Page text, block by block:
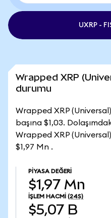
UXRP -
Wrapped XRP
durumu
Wrapped XRP
başına $1,03.
Wrapped XRP
$1,97 Mn .
PIYASA DEĞERI
$1,97 Mn
İŞLEM HACMI (24S)
$5,07 B